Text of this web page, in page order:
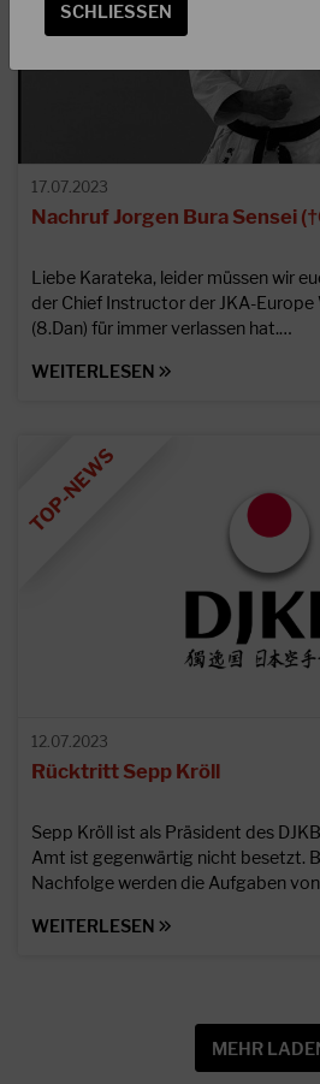
17.07.2023
Nachruf Jorgen Bura Sensei
Liebe Karateka, leider müssen wir
der Chief Instructor der JKA-Europe
(8.Dan) für immer verlassen hat.…
WEITERLESEN
12.07.2023
Rücktritt Sepp Kröll
Sepp Kröll ist als Präsident des
Amt ist gegenwärtig nicht besetzt.
Nachfolge werden die Aufgaben
WEITERLESEN
MEHR
SCHLIESSEN